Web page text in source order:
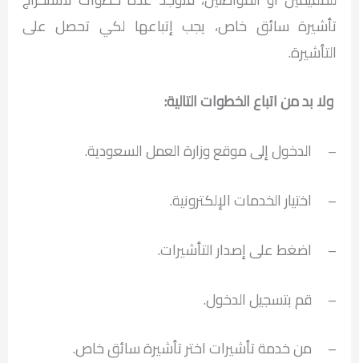
تأشيرة سائق خاص، يجب إتباعها لكي تحصل على
التأشيرة.
ولا بد من اتباع الخطوات التالية:
– الدخول إلى موقع وزارة العمل السعودية.
– اختيار الخدمات الإلكترونية.
– اضغط على إصدار التأشيرات.
– قم بتسجيل الدخول.
– من خدمة تأشيرات اختر تأشيرة سائق خاص.